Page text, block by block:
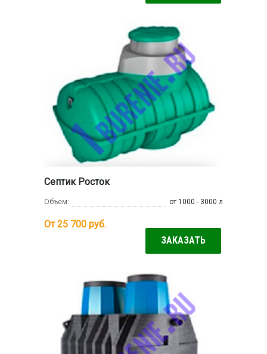
Септик Росток
Объем: от 1000 - 3000 л
От 25 700 руб.
ЗАКАЗАТЬ